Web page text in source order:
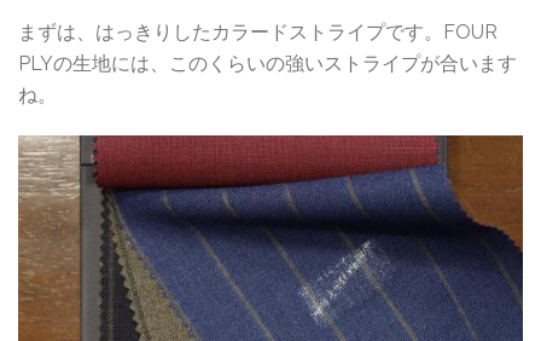
まずは、はっきりしたカラードストライプです。FOUR
PLYの生地には、このくらいの強いストライプが合います
ね。